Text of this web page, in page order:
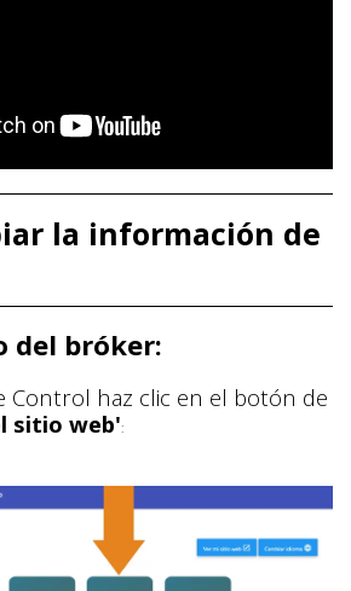
la información de
del bróker:
Control haz clic en el botón de
sitio web':